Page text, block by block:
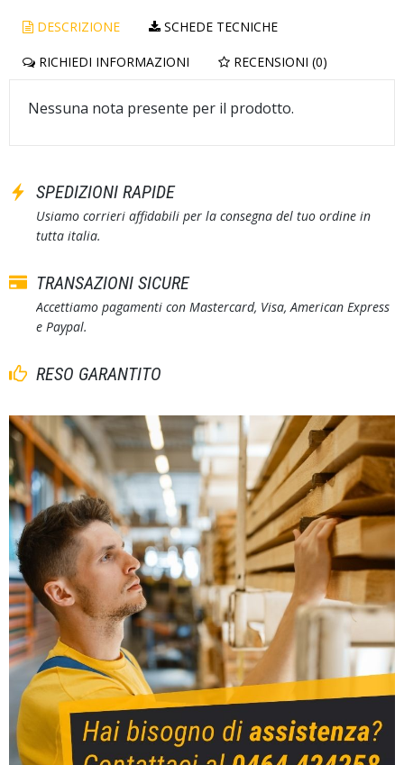
DESCRIZIONE SCHEDE TECNICHE
RICHIEDI INFORMAZIONI RECENSIONI (0)
Nessuna nota presente per il prodotto.
SPEDIZIONI RAPIDE
Usiamo corrieri affidabili per la consegna del tuo ordine in
tutta italia.
TRANSAZIONI SICURE
Accettiamo pagamenti con Mastercard, Visa, American Express
e Paypal.
RESO GARANTITO